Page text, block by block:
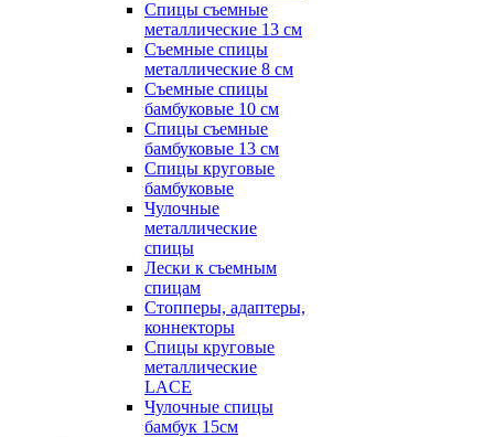
Спицы съемные
металлические 13 см
Съемные спицы
металлические 8 см
Съемные спицы
бамбуковые 10 см
Спицы съемные
бамбуковые 13 см
Спицы круговые
бамбуковые
Чулочные
металлические
спицы
Лески к съемным
спицам
Стопперы, адаптеры,
коннекторы
Спицы круговые
металлические
LACE
Чулочные спицы
бамбук 15см